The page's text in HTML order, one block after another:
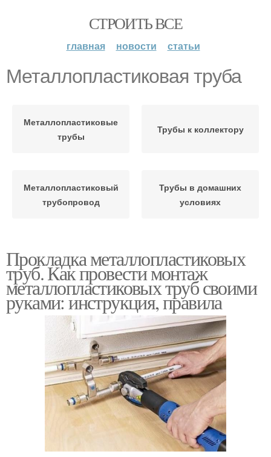
СТРОИТЬ ВСЕ
главная новости статьи
Металлопластиковая труба
Металлопластиковые
трубы
Трубы к коллектору
Металлопластиковый
трубопровод
Трубы в домашних
условиях
Прокладка металлопластиковых
труб. Как провести монтаж
металлопластиковых труб своими
руками: инструкция, правила